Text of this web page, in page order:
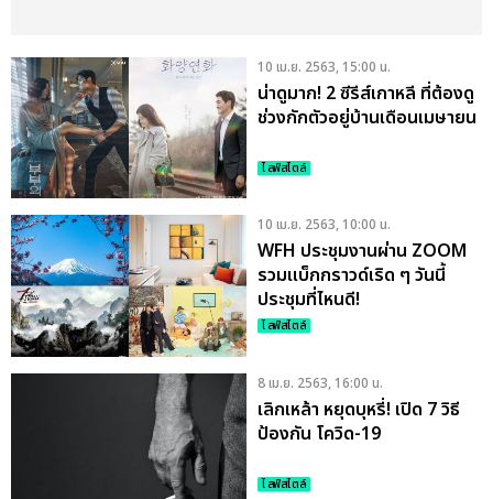
10 เม.ย. 2563, 15:00 น.
น่าดูมาก! 2 ซีรีส์เกาหลี ที่ต้องดู
ช่วงกักตัวอยู่บ้านเดือนเมษายน
ไลฟ์สไตล์
10 เม.ย. 2563, 10:00 น.
WFH ประชุมงานผ่าน ZOOM
รวมแบ็กกราวด์เริด ๆ วันนี้
ประชุมที่ไหนดี!
ไลฟ์สไตล์
8 เม.ย. 2563, 16:00 น.
เลิกเหล้า หยุดบุหรี่! เปิด 7 วิธี
ป้องกัน โควิด-19
ไลฟ์สไตล์